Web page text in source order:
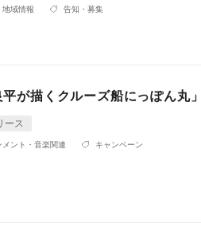
地域情報 告知・募集
が描くクルーズ船にっぽん丸
ース
メント・音楽関連 キャンペーン